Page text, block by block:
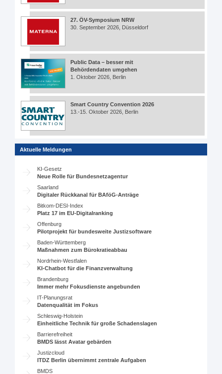
27. ÖV-Symposium NRW
30. September 2026, Düsseldorf
Public Data – besser mit
Behördendaten umgehen
1. Oktober 2026, Berlin
Smart Country Convention 2026
13.-15. Oktober 2026, Berlin
Aktuelle Meldungen
KI-Gesetz
Neue Rolle für Bundesnetzagentur
Saarland
Digitaler Rückkanal für BAföG-Anträge
Bitkom-DESI-Index
Platz 17 im EU-Digitalranking
Offenburg
Pilotprojekt für bundesweite Justizsoftware
Baden-Württemberg
Maßnahmen zum Bürokratieabbau
Nordrhein-Westfalen
KI-Chatbot für die Finanzverwaltung
Brandenburg
Immer mehr Fokusdienste angebunden
IT-Planungsrat
Datenqualität im Fokus
Schleswig-Holstein
Einheitliche Technik für große Schadenslagen
Barrierefreiheit
BMDS lässt Avatar gebärden
Justizcloud
ITDZ Berlin übernimmt zentrale Aufgaben
BMDS